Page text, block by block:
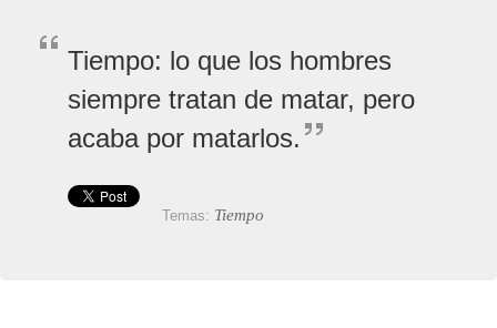
Tiempo: lo que los hombres
siempre tratan de matar, pero
acaba por matarlos.
Temas: Tiempo